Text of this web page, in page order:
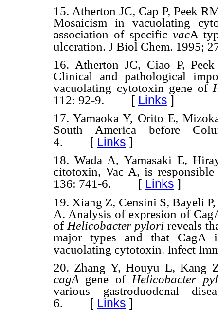
15. Atherton JC, Cap P, Peek
Mosaicism in vacuolating
association of specificvacA
ulceration. J Biol Chem. 1995;
16. Atherton JC, Ciao P,
Clinical and pathological
vacuolating cytotoxin gene of
112: 92-9. [ Links ]
17. Yamaoka Y, Orito E,
South America before
4. [ Links ]
18. Wada A, Yamasaki E,
citotoxin, Vac A, is
136: 741-6. [ Links ]
19. Xiang Z, Censini S, Bayeli
A. Analysis of expresion of
of Helicobacter pylori reveals
major types and that CagA
vacuolating cytotoxin. Infect
20. Zhang Y, Houyu L, Kang
cagA gene of Helicobacter
various gastroduodenal
6. [ Links ]